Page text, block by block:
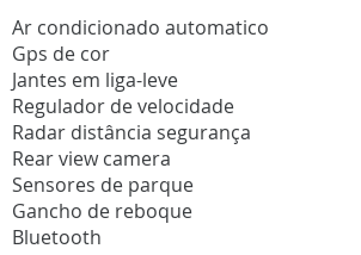
Ar condicionado automatico
Gps de cor
Jantes em liga-leve
Regulador de velocidade
Radar distância segurança
Rear view camera
Sensores de parque
Gancho de reboque
Bluetooth